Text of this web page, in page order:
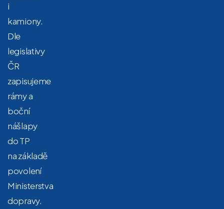
i
kamiony.
Dle
legislativy
ČR
zapisujeme
rámy a
boční
nášlapy
do TP
na základě
povolení
Ministerstva
dopravy.